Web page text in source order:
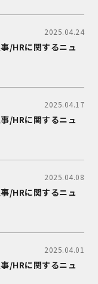
2025.04.24
/HRに関するニュ
2025.04.17
/HRに関するニュ
2025.04.08
/HRに関するニュ
2025.04.01
/HRに関するニュ